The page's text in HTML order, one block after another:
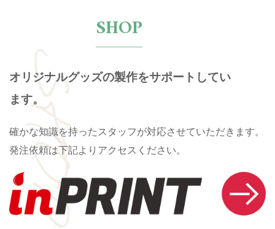
SHOP
SHOP
オリジナルグッズの製作をサポートしてい
ます。
確かな知識を持ったスタッフが対応させていただきます。
発注依頼は下記よりアクセスください。